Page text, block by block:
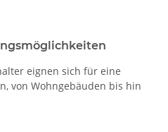
eignen sich für eine
von Wohngebäuden bis hin